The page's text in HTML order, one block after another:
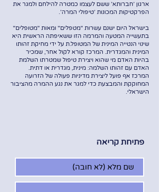
ארגון 'חברותא' ששם לעצמו כמטרה להילחם ולמגר את
הפרקטיקות המכונות 'טיפולי המרה'.
בישראל היום ישנם עשרות "מטפלים" ומאות "מטופלים"
בתעשייה המטעה והמרמה הזו ששאיפתה הראשית היא
שינוי הנטייה המינית של המטופל.ת על ידי מחיקת זהותו
המינית והמגדרית. המרכז קורא לקול אחר, שמכיר
בהיות האדם מי שהוא ויצירת טיפול שמטרתו השלמת
האדם עם זהותו השלמה: מינית, מגדרית או דתית.
המרכז אף פועל ליצירת מדיניות פעולה של הזרועה
המחוקקת והמבצעת כדי למגר את נגע ההמרה מהציבור
הישראלי.
פתיחת קריאה